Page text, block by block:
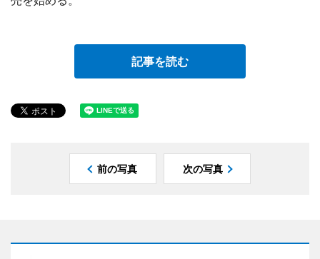
記事を読む
前の写真 次の写真